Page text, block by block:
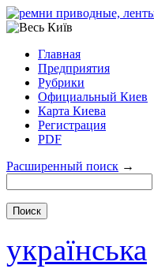
Главная
Предприятия
Рубрики
Официальный Киев
Карта Киева
Регистрация
PDF
Расширенный поиск →
українська